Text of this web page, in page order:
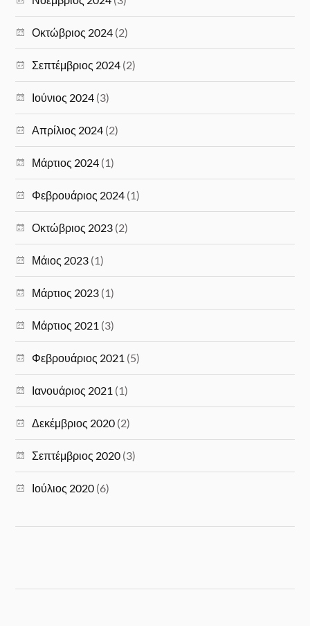
Οκτώβριος 2024 (2)
Σεπτέμβριος 2024 (2)
Ιούνιος 2024 (3)
Απρίλιος 2024 (2)
Μάρτιος 2024 (1)
Φεβρουάριος 2024 (1)
Οκτώβριος 2023 (2)
Μάιος 2023 (1)
Μάρτιος 2023 (1)
Μάρτιος 2021 (3)
Φεβρουάριος 2021 (5)
Ιανουάριος 2021 (1)
Δεκέμβριος 2020 (2)
Σεπτέμβριος 2020 (3)
Ιούλιος 2020 (6)